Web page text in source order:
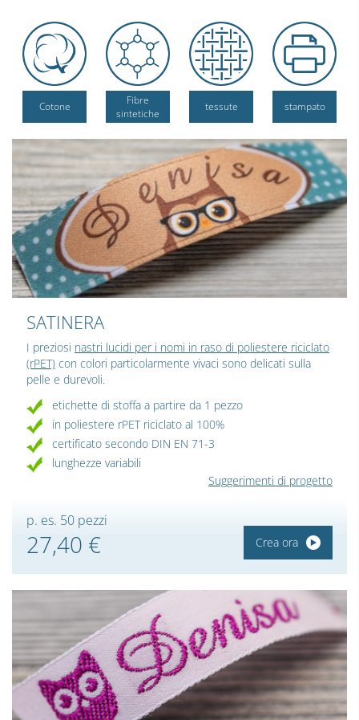
Cotone
Fibre
sintetiche
tessute stampato
SATINERA
I preziosi nastri lucidi per i nomi in raso di poliestere riciclato
(rPET) con colori particolarmente vivaci sono delicati sulla
pelle e durevoli.
etichette di stoffa a partire da 1 pezzo
in poliestere rPET riciclato al 100%
certificato secondo DIN EN 71-3
lunghezze variabili
Suggerimenti di progetto
p. es. 50 pezzi
27,40 € Crea ora